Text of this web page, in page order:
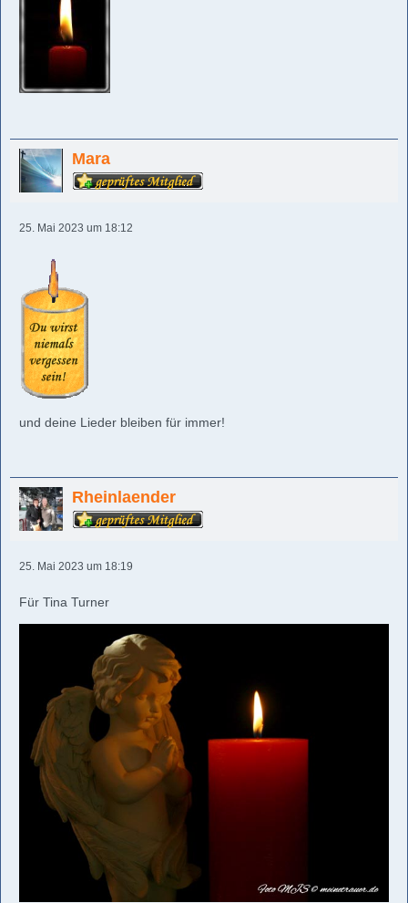
Mara
25. Mai 2023 um 18:12
und deine Lieder bleiben für immer!
Rheinlaender
25. Mai 2023 um 18:19
Für Tina Turner